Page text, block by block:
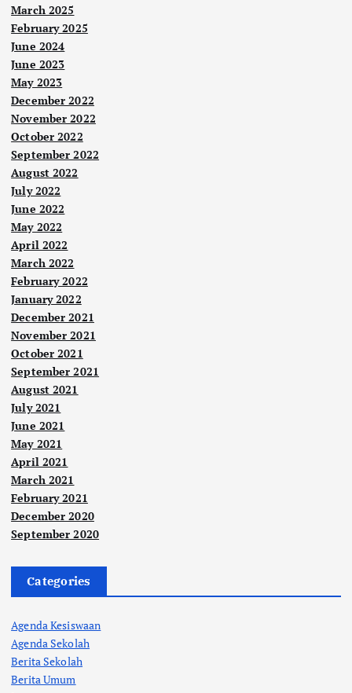
March 2025
February 2025
June 2024
June 2023
May 2023
December 2022
November 2022
October 2022
September 2022
August 2022
July 2022
June 2022
May 2022
April 2022
March 2022
February 2022
January 2022
December 2021
November 2021
October 2021
September 2021
August 2021
July 2021
June 2021
May 2021
April 2021
March 2021
February 2021
December 2020
September 2020
Categories
Agenda Kesiswaan
Agenda Sekolah
Berita Sekolah
Berita Umum